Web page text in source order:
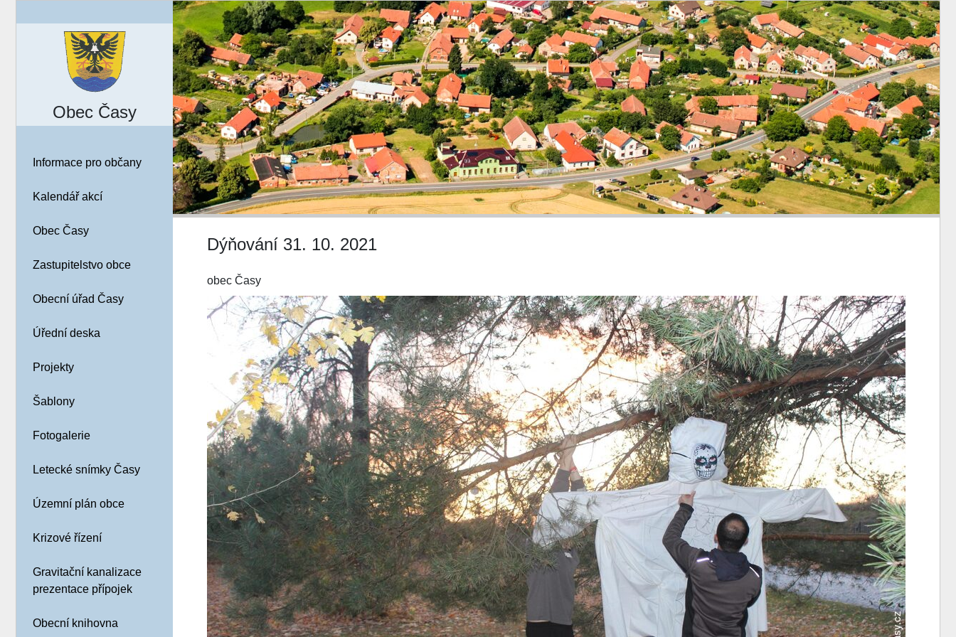
Obec Časy
Informace pro občany
Kalendář akcí
Obec Časy
Zastupitelstvo obce
Obecní úřad Časy
Úřední deska
Projekty
Šablony
Fotogalerie
Letecké snímky Časy
Územní plán obce
Krizové řízení
Gravitační kanalizace
prezentace přípojek
Obecní knihovna
Dýňování 31. 10. 2021
obec Časy